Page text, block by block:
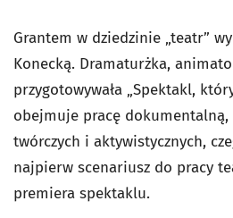
Grantem w dziedzinie „teatr”
Konecką. Dramaturżka,
przygotowywała „Spektakl,
obejmuje pracę
twórczych i aktywistycznych,
najpierw scenariusz do pracy
premiera spektaklu.